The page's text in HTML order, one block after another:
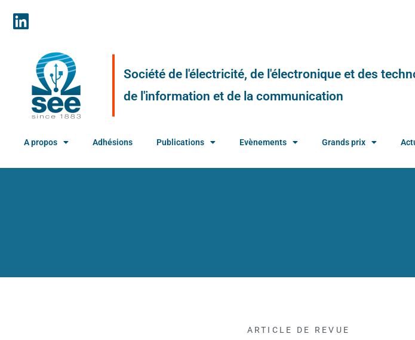
Société de l'électricité, de l'électronique et des
de l'information et de la communication
A propos Adhésions Publications Evènements Grands prix
ARTICLE DE REVUE